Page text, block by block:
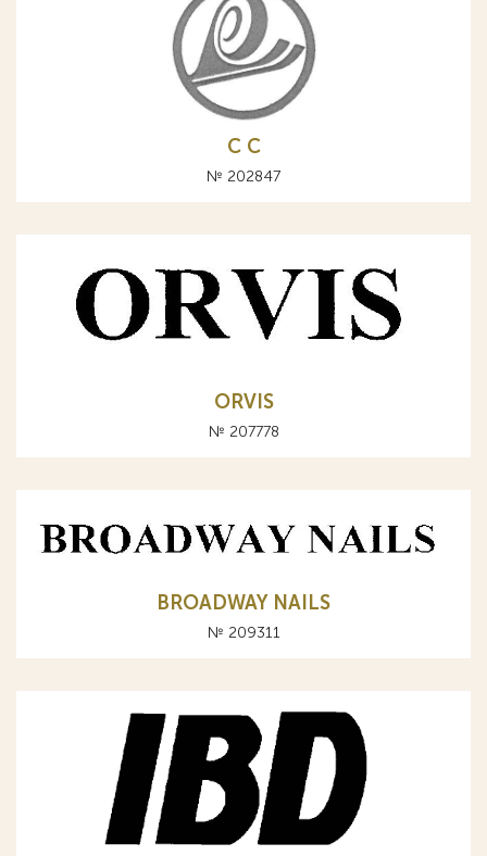
С C
№ 202847
ORVIS
№ 207778
BROADWAY NAILS
№ 209311